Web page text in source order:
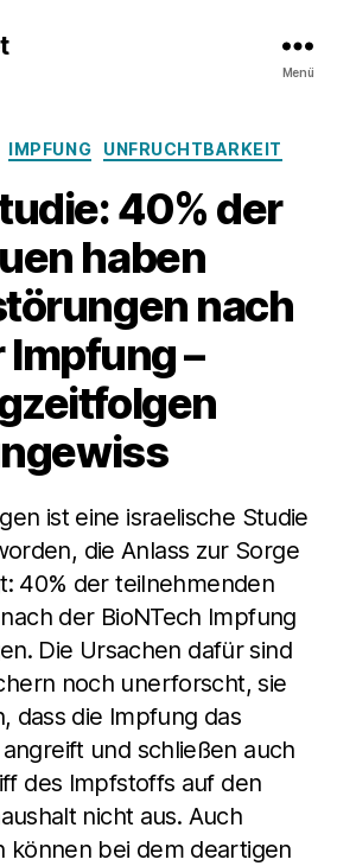
Menü
Kategorien
IMPFUNG UNFRUCHTBARKEIT
40% der
haben
nach
Impfung –
ist eine israelische Studie
die Anlass zur Sorge
40% der teilnehmenden
der BioNTech Impfung
Die Ursachen dafür sind
noch unerforscht, sie
dass die Impfung das
und schließen auch
des Impfstoffs auf den
nicht aus. Auch
können bei dem deartigen